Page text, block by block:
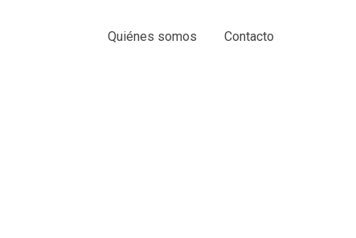
Quiénes somos Contacto